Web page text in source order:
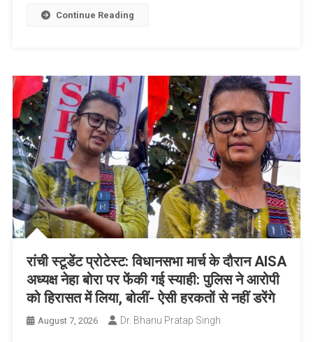
Continue Reading
रांची स्टूडेंट प्रोटेस्ट: विधानसभा मार्च के दौरान AISA
अध्यक्ष नेहा बोरा पर फेंकी गई स्याही: पुलिस ने आरोपी
को हिरासत में लिया, बोलीं- ऐसी हरकतों से नहीं डरेंगे
August 7, 2026 Dr. Bhanu Pratap Singh